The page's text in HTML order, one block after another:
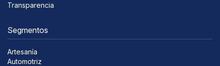
Transparencia
Segmentos
Artesanía
Automotriz